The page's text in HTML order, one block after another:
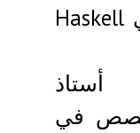
برمجة. المساهمون في Haskell
أستاذ
في